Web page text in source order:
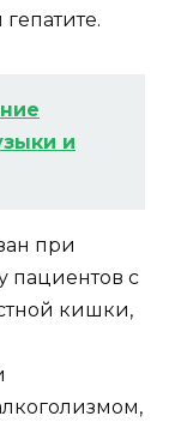
и
при
пациентов с
кишки,